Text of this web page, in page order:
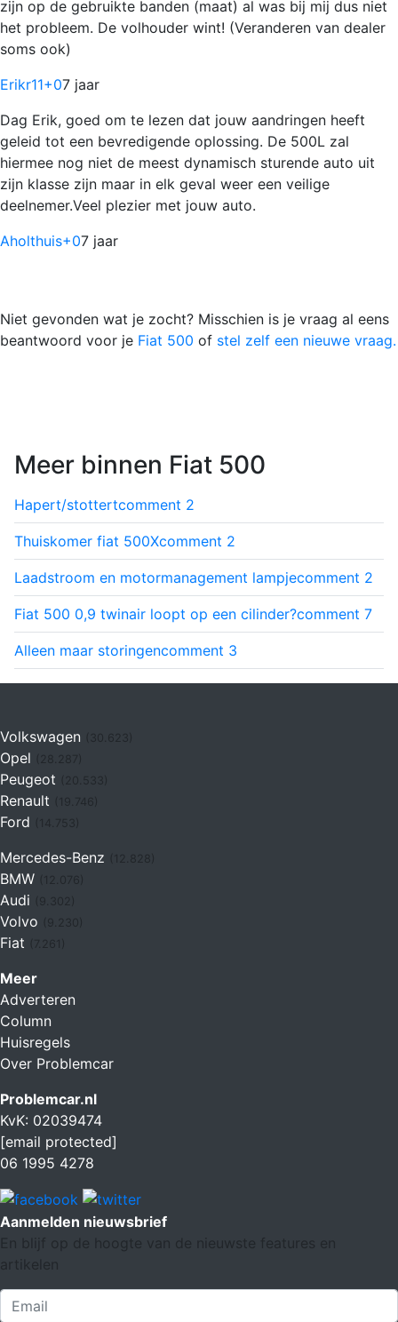
zijn op de gebruikte banden (maat) al was bij mij dus niet
het probleem. De volhouder wint! (Veranderen van dealer
soms ook)
Erikr11+07 jaar
Dag Erik, goed om te lezen dat jouw aandringen heeft
geleid tot een bevredigende oplossing. De 500L zal
hiermee nog niet de meest dynamisch sturende auto uit
zijn klasse zijn maar in elk geval weer een veilige
deelnemer.Veel plezier met jouw auto.
Aholthuis+07 jaar
Niet gevonden wat je zocht? Misschien is je vraag al eens
beantwoord voor je Fiat 500 of stel zelf een nieuwe vraag.
Meer binnen Fiat 500
Hapert/stottertcomment 2
Thuiskomer fiat 500Xcomment 2
Laadstroom en motormanagement lampjecomment 2
Fiat 500 0,9 twinair loopt op een cilinder?comment 7
Alleen maar storingencomment 3
Volkswagen (30.623)
Opel
Peugeot
Renault (19.746)
Ford (14.753)
Mercedes-Benz
BMW (12.076)
Audi
Volvo
Fiat (7.261)
Meer
Adverteren
Column
Huisregels
Over Problemcar
Problemcar.nl
KvK: 02039474
[email protected]
06 1995 4278
Aanmelden nieuwsbrief
En blijf op de hoogte van de nieuwste features en
artikelen